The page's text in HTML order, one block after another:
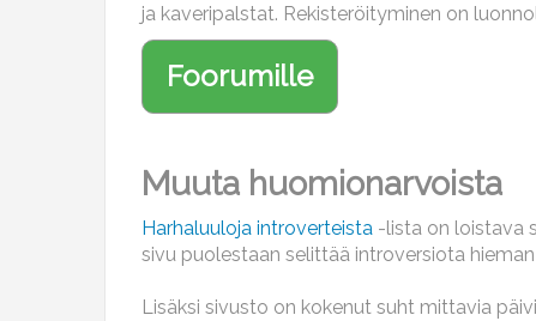
ja kaveripalstat. Rekisteröityminen on
Muuta huomionarvoista
Harhaluuloja introverteista -lista on loistava
sivu puolestaan selittää introversiota
Lisäksi sivusto on kokenut suht mittavia